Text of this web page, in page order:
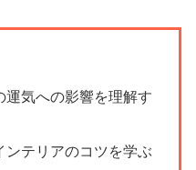
運気への影響を理解す
ンテリアのコツを学ぶ